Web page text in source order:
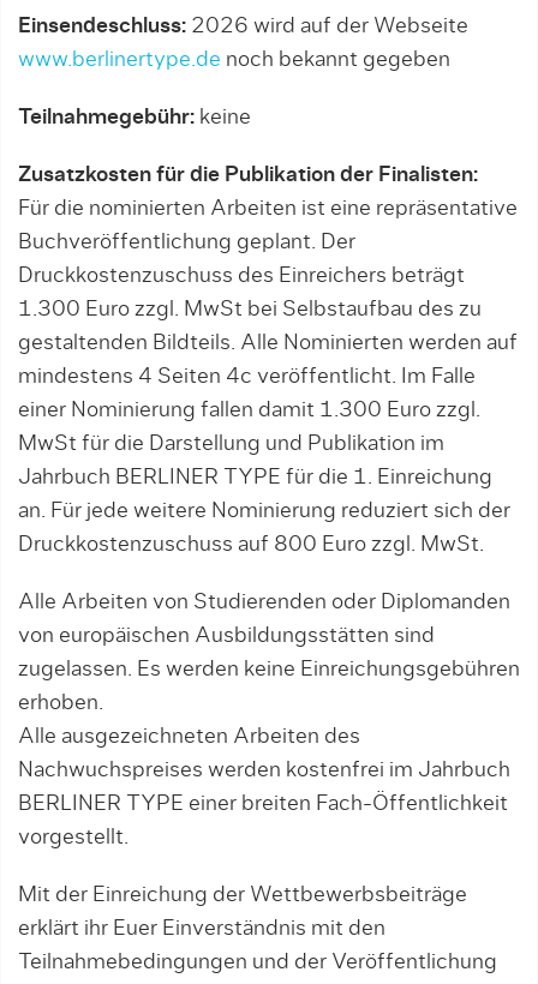
Einsendeschluss: 2026 wird auf der Webseite
www.berlinertype.de noch bekannt gegeben
Teilnahmegebühr: keine
Zusatzkosten für die Publikation der Finalisten:
Für die nominierten Arbeiten ist eine repräsentative
Buchveröffentlichung geplant. Der
Druckkostenzuschuss des Einreichers beträgt
1.300 Euro zzgl. MwSt bei Selbstaufbau des zu
gestaltenden Bildteils. Alle Nominierten werden auf
mindestens 4 Seiten 4c veröffentlicht. Im Falle
einer Nominierung fallen damit 1.300 Euro zzgl.
MwSt für die Darstellung und Publikation im
Jahrbuch BERLINER TYPE für die 1. Einreichung
an. Für jede weitere Nominierung reduziert sich der
Druckkostenzuschuss auf 800 Euro zzgl. MwSt.
Alle Arbeiten von Studierenden oder Diplomanden
von europäischen Ausbildungsstätten sind
zugelassen. Es werden keine Einreichungsgebühren
erhoben.
Alle ausgezeichneten Arbeiten des
Nachwuchspreises werden kostenfrei im Jahrbuch
BERLINER TYPE einer breiten Fach-Öffentlichkeit
vorgestellt.
Mit der Einreichung der Wettbewerbsbeiträge
erklärt ihr Euer Einverständnis mit den
Teilnahmebedingungen und der Veröffentlichung